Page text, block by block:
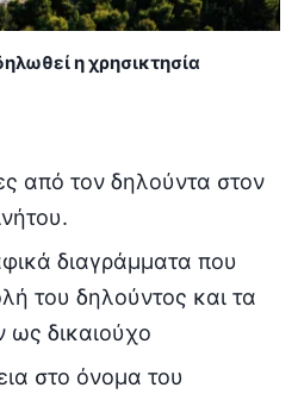
η χρησικτησία
από τον δηλούντα στον
διαγράμματα που
του δηλούντος και τα
ως δικαιούχο
στο όνομα του